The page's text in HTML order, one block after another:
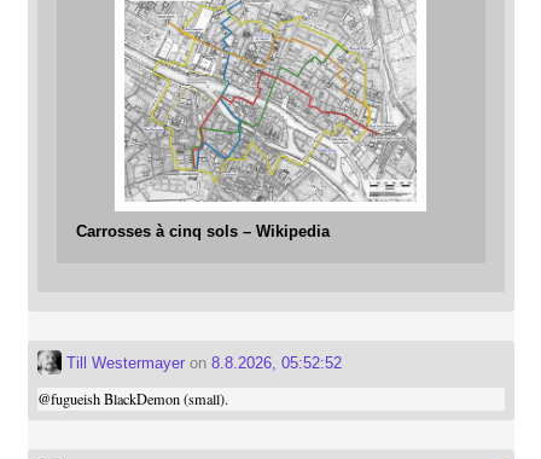
Carrosses à cinq sols – Wikipedia
Till Westermayeron 8.8.2026, 05:52:52
@fugueishBlackDemon (small).